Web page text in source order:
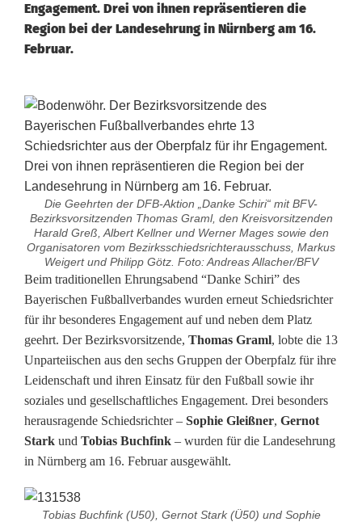
Engagement. Drei von ihnen repräsentieren die
Region bei der Landesehrung in Nürnberg am 16.
Februar.
Die Geehrten der DFB-Aktion „Danke Schiri“ mit BFV-
Bezirksvorsitzenden Thomas Graml, den Kreisvorsitzenden
Harald Greß, Albert Kellner und Werner Mages sowie den
Organisatoren vom Bezirksschiedsrichterausschuss, Markus
Weigert und Philipp Götz. Foto: Andreas Allacher/BFV
S
c
h
i
e
d
s
r
Beim traditionellen Ehrungsabend “Danke Schiri” des
Bayerischen Fußballverbandes wurden erneut Schiedsrichter
für ihr besonderes Engagement auf und neben dem Platz
geehrt. Der Bezirksvorsitzende, Thomas Graml, lobte die 13
Unparteiischen aus den sechs Gruppen der Oberpfalz für ihre
Leidenschaft und ihren Einsatz für den Fußball sowie ihr
soziales und gesellschaftliches Engagement. Drei besonders
herausragende Schiedsrichter – Sophie Gleißner, Gernot
Stark und Tobias Buchfink – wurden für die Landesehrung
in Nürnberg am 16. Februar ausgewählt.
Tobias Buchfink (U50), Gernot Stark (Ü50) und Sophie